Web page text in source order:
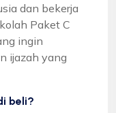
dan bekerja
Paket C
ingin
ijazah yang
beli?